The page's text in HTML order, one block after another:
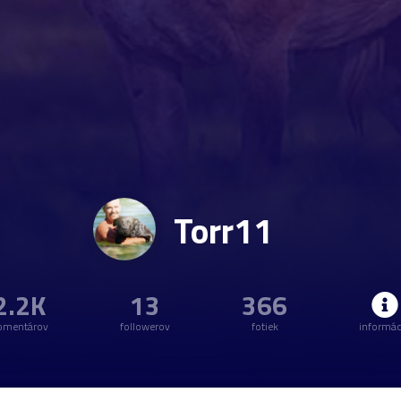
Torr11
13
followerov
366
fotiek